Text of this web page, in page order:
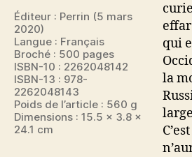
Éditeur : Perrin (5 mars
2020)
Langue : Français
Broché : 500 pages
ISBN-10 : 2262048142
ISBN-13 : 978-
2262048143
Poids de l’article : 560 g
Dimensions : 15.5 x 3.8 x
24.1 cm
qui
la